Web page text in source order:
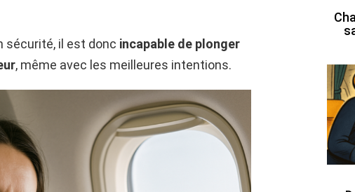
sécurité, il est donc incapable de plonger
, même avec les meilleures intentions.